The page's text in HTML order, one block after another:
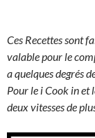
Ces Recettes sont
valable pour le
a quelques degrés
Pour le i Cook in et
deux vitesses de